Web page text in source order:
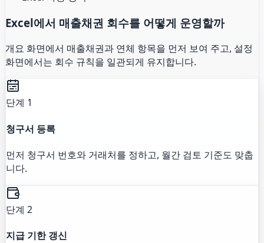
Excel에서 매출채권 회수를 어떻게 운영할까
개요 화면에서 매출채권과 연체 항목을 먼저 보여 주고, 설정
화면에서는 회수 규칙을 일관되게 유지합니다.
단계 1
청구서 등록
먼저 청구서 번호와 거래처를 정하고, 월간 검토 기준도 맞춥
니다.
단계 2
지급 기한 갱신